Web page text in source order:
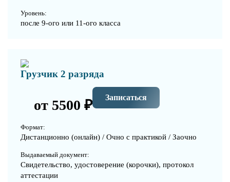
Уровень:
после 9-ого или 11-ого класса
Грузчик 2 разряда
от 5500 ₽ Записаться
Формат:
Дистанционно (онлайн) / Очно с практикой / Заочно
Выдаваемый документ:
Свидетельство, удостоверение (корочки), протокол
аттестации